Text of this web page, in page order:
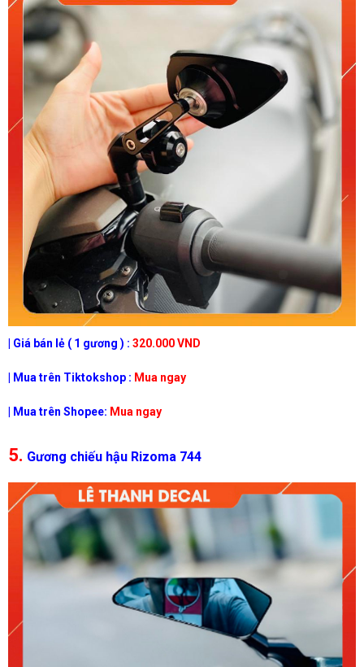
| Giá bán lẻ ( 1 gương ) : 320.000 VND
| Mua trên Tiktokshop : Mua ngay
| Mua trên Shopee: Mua ngay
5. Gương chiếu hậu Rizoma 744